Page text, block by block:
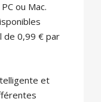
ou Mac.
de 0,99 € par
et